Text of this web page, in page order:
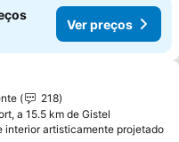
Ver preços
aos favoritos
218
a 15.5 km de Gistel
interior artisticamente projetado